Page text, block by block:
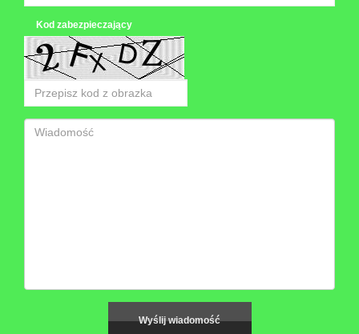
Kod zabezpieczający